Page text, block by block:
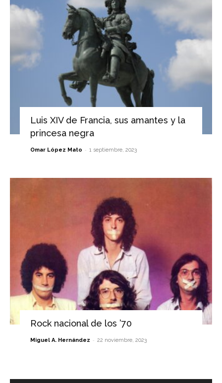
Luis XIV de Francia, sus amantes y la
princesa negra
Omar López Mato - 1 septiembre, 2023
Rock nacional de los ’70
Miguel A. Hernández - 22 noviembre, 2023